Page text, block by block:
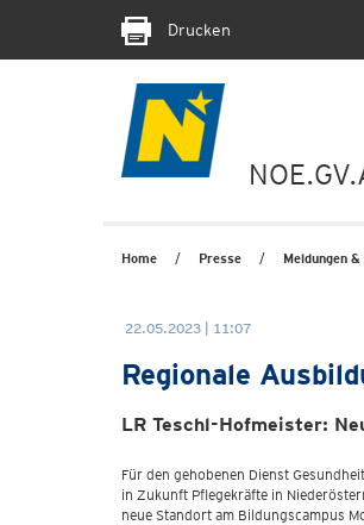
Drucken
Home Presse Meldungen &
22.05.2023 | 11:07
Regionale
LR Teschl-Hofmeister:
Für den gehobenen Dienst
in Zukunft Pflegekräfte in
neue Standort am Bildungscampus